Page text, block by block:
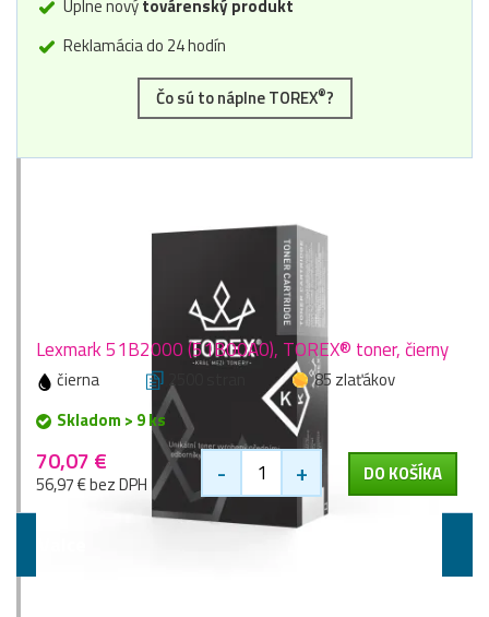
Úplne novýtovárenský produkt
Reklamácia do 24 hodín
Čo sú to náplne TOREX®?
Lexmark 51B2000 (51B00A0), TOREX® toner, čierny
čierna 2500 stran
85 zlaťákov
Skladom > 9 ks
70,07 €
56,97 € bez DPH - + DO KOŠÍKA